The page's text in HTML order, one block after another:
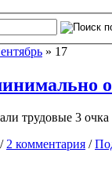
» 17
трудовые 3
2 комментария /